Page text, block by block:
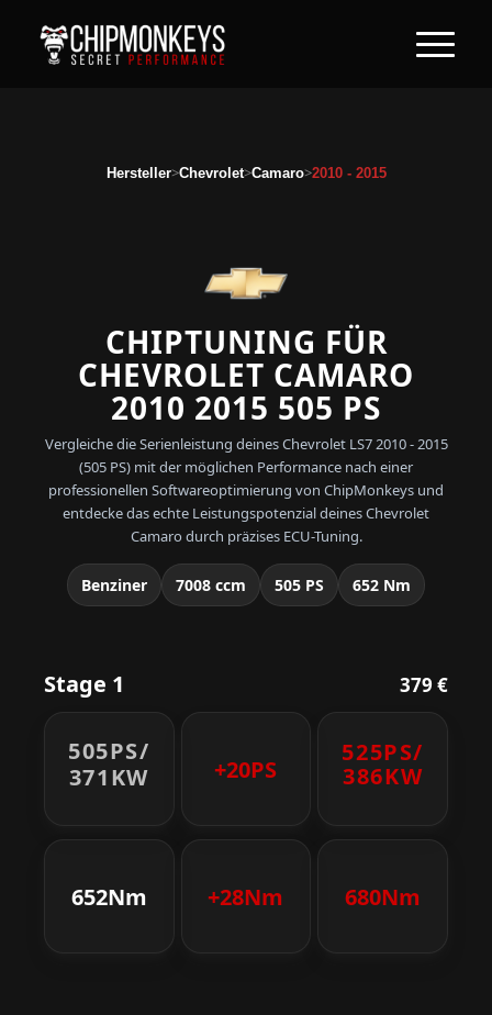
Hersteller>Chevrolet>Camaro>2010 - 2015
CHIPTUNING FÜR
CHEVROLET CAMARO
2010 2015 505 PS
Vergleiche die Serienleistung deines Chevrolet LS7 2010 - 2015
(505 PS) mit der möglichen Performance nach einer
professionellen Softwareoptimierung von ChipMonkeys und
entdecke das echte Leistungspotenzial deines Chevrolet
Camaro durch präzises ECU-Tuning.
Benziner 7008 ccm 505 PS 652 Nm
Stage 1 379 €
505PS/
371KW
+20PS
525PS/
386KW
652Nm +28Nm 680Nm